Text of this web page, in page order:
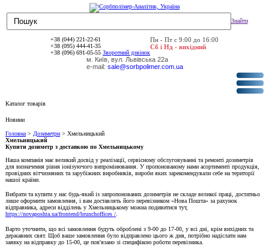
Знайти
+38 (044) 221-22-61
+38 (095) 444-41-35
+38 (096) 691-05-55 Зворотний дзвінок
Пн - Пт с 9:00 до 16:00
Сб і Нд - вихідний
м. Київ, вул. Львівська 22а
e-mail: sale@sorbpolimer.com.ua
Каталог товарів
Новини
Головна> Дозиметри> Хмельницький
Хмельницький
Купити дозиметр з доставкою по Хмельницькому
Наша компанія має великий досвід у реалізації, сервісному обслуговуванні та ремонті дозиметрів
для визначення рівня іонізуючого випромінювання. У пропонованому нами асортименті продукція,
провідних вітчизняних та зарубіжних виробників, вироби яких зарекомендували себе на території
нашої країни.
Вибрати та купити у нас будь-який із запропонованих дозиметрів не складе великої праці, достатньо
лише оформити замовлення, і вам доставлять його перевізником «Нова Пошта» за рахунок
відправника, адреси відділень у Хмельницькому можна подивитися тут,
https://novaposhta.ua/frontend/brunchoffices /.
Варто уточнити, що всі замовлення будуть оброблені з 9-00 до 17-00, у всі дні, крім вихідних та
державних свят. Щоб ваше замовлення було відправлено цього ж дня, потрібно надіслати нам
заявку на відправку до 15-00, це пов'язано зі специфікою роботи перевізника.